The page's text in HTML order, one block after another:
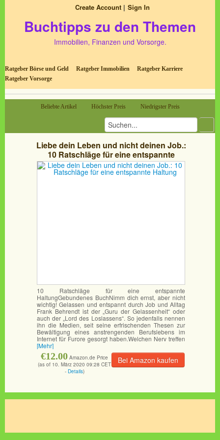
Create Account Sign In
Buchtipps zu den Themen
Immobilien, Finanzen und Vorsorge.
Ratgeber Börse und Geld Ratgeber Immobilien
Ratgeber Karriere
Ratgeber Vorsorge
Beliebte Artikel Höchster Preis Niedrigster Preis
Liebe dein Leben und nicht deinen Job.:
10 Ratschläge für eine entspannte
Haltung
10 Ratschläge für eine entspannte
HaltungGebundenes BuchNimm dich ernst, aber nicht
wichtig! Gelassen und entspannt durch Job und Alltag
Frank Behrendt ist der „Guru der Gelassenheit“ oder
auch der „Lord des Loslassens“. So jedenfalls nennen
ihn die Medien, seit seine erfrischenden Thesen zur
Bewältigung eines anstrengenden Berufslebens im
Internet für Furore gesorgt haben.Welchen Nerv treffen
[Mehr]
Bei Amazon kaufen
€12.00 Amazon.de Price
(as of 10. März 2020 09:28 CET
- Details)